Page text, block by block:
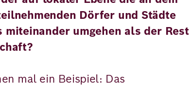
Dörfer und Städte
miteinander umgehen als der Rest
mal ein Beispiel: Das